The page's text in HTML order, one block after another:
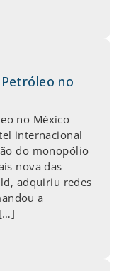
no
no México
internacional
do monopólio
nova das
adquiriu redes
a